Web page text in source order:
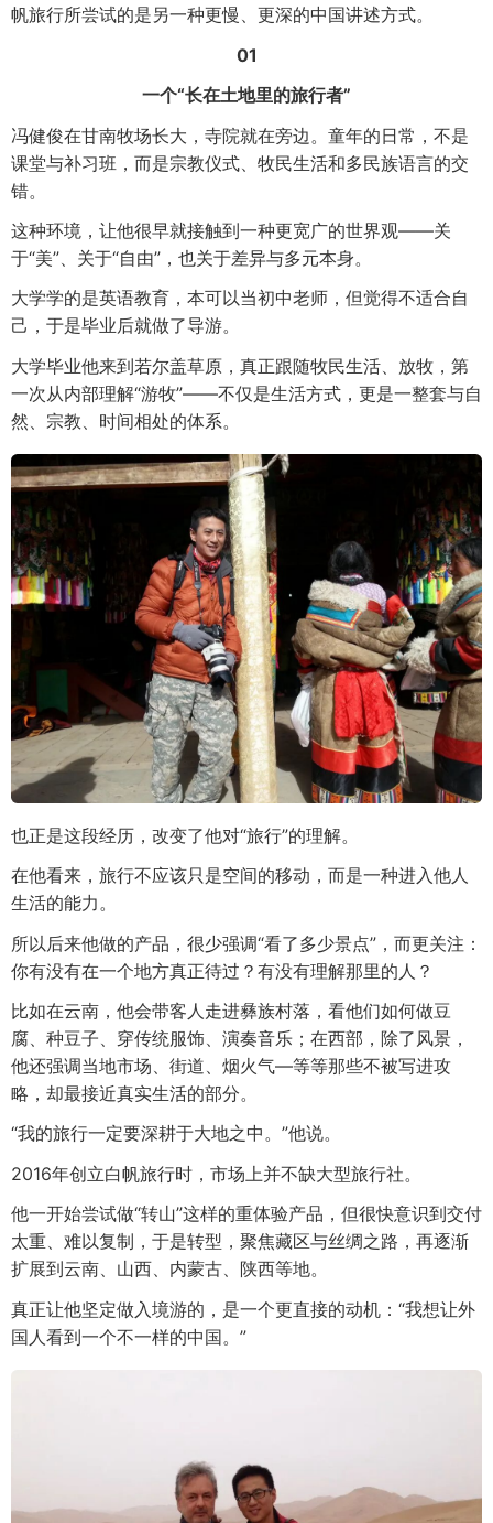
帆旅行所尝试的是另一种更慢、更深的中国讲述方式。
01
一个“长在土地里的旅行者”
冯健俊在甘南牧场长大，寺院就在旁边。童年的日常，不是
课堂与补习班，而是宗教仪式、牧民生活和多民族语言的交
错。
这种环境，让他很早就接触到一种更宽广的世界观——关
于“美”、关于“自由”，也关于差异与多元本身。
大学学的是英语教育，本可以当初中老师，但觉得不适合自
己，于是毕业后就做了导游。
大学毕业他来到若尔盖草原，真正跟随牧民生活、放牧，第
一次从内部理解“游牧”——不仅是生活方式，更是一整套与自
然、宗教、时间相处的体系。
也正是这段经历，改变了他对“旅行”的理解。
在他看来，旅行不应该只是空间的移动，而是一种进入他人
生活的能力。
所以后来他做的产品，很少强调“看了多少景点”，而更关注：
你有没有在一个地方真正待过？有没有理解那里的人？
比如在云南，他会带客人走进彝族村落，看他们如何做豆
腐、种豆子、穿传统服饰、演奏音乐；在西部，除了风景，
他还强调当地市场、街道、烟火气—等等那些不被写进攻
略，却最接近真实生活的部分。
“我的旅行一定要深耕于大地之中。”他说。
2016年创立白帆旅行时，市场上并不缺大型旅行社。
他一开始尝试做“转山”这样的重体验产品，但很快意识到交付
太重、难以复制，于是转型，聚焦藏区与丝绸之路，再逐渐
扩展到云南、山西、内蒙古、陕西等地。
真正让他坚定做入境游的，是一个更直接的动机：“我想让外
国人看到一个不一样的中国。”